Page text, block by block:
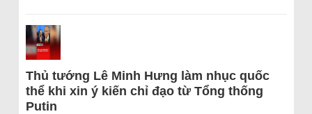
Thủ tướng Lê Minh Hưng làm nhục quốc
thể khi xin ý kiến chỉ đạo từ Tổng thống
Putin